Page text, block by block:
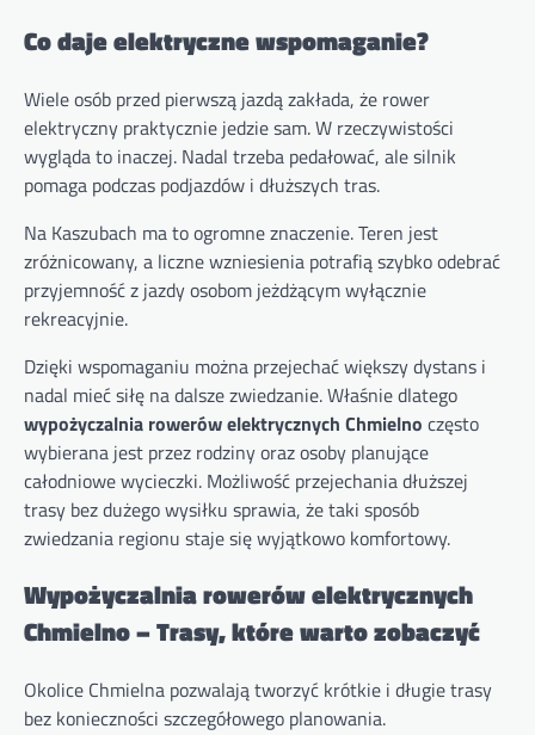
Co daje elektryczne wspomaganie?
Wiele osób przed pierwszą jazdą zakłada, że rower
elektryczny praktycznie jedzie sam. W rzeczywistości
wygląda to inaczej. Nadal trzeba pedałować, ale silnik
pomaga podczas podjazdów i dłuższych tras.
Na Kaszubach ma to ogromne znaczenie. Teren jest
zróżnicowany, a liczne wzniesienia potrafią szybko odebrać
przyjemność z jazdy osobom jeżdżącym wyłącznie
rekreacyjnie.
Dzięki wspomaganiu można przejechać większy dystans i
nadal mieć siłę na dalsze zwiedzanie. Właśnie dlatego
wypożyczalnia rowerów elektrycznych Chmielno często
wybierana jest przez rodziny oraz osoby planujące
całodniowe wycieczki. Możliwość przejechania dłuższej
trasy bez dużego wysiłku sprawia, że taki sposób
zwiedzania regionu staje się wyjątkowo komfortowy.
Wypożyczalnia rowerów elektrycznych
Chmielno – Trasy, które warto zobaczyć
Okolice Chmielna pozwalają tworzyć krótkie i długie trasy
bez konieczności szczegółowego planowania.